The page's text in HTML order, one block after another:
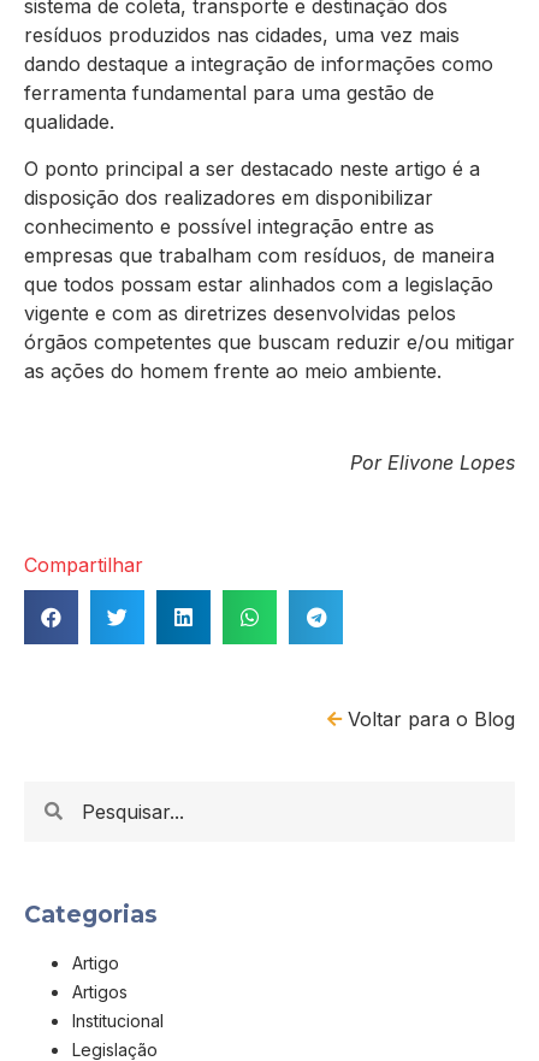
sistema de coleta, transporte e destinação dos
resíduos produzidos nas cidades, uma vez mais
dando destaque a integração de informações como
ferramenta fundamental para uma gestão de
qualidade.
O ponto principal a ser destacado neste artigo é a
disposição dos realizadores em disponibilizar
conhecimento e possível integração entre as
empresas que trabalham com resíduos, de maneira
que todos possam estar alinhados com a legislação
vigente e com as diretrizes desenvolvidas pelos
órgãos competentes que buscam reduzir e/ou mitigar
as ações do homem frente ao meio ambiente.
Por Elivone Lopes
Compartilhar
Voltar para o Blog
Categorias
Artigo
Artigos
Institucional
Legislação